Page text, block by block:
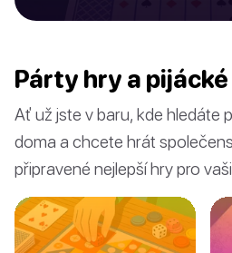
Párty hry a
Ať už jste v baru, kde hledáte
doma a chcete hrát
připravené nejlepší hry pro